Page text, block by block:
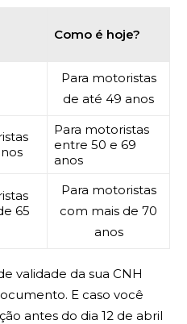
Como é hoje?
Para motoristas
de até 49 anos
Para motoristas
entre 50 e 69
anos
65
Para motoristas
com mais de 70
anos
validade da sua CNH
E caso você
antes do dia 12 de abril